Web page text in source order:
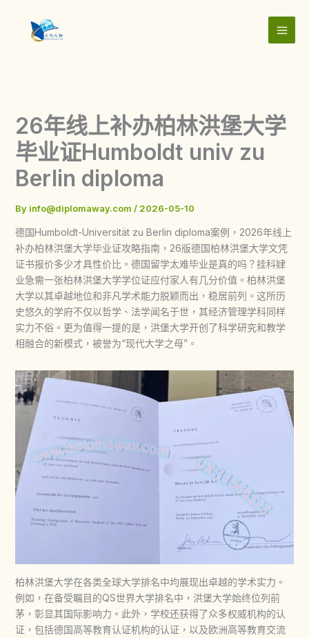
content
26年线上补办柏林洪堡大学
毕业证Humboldt univ zu
Berlin diploma
By info@diplomaway.com / 2026-05-10
德国Humboldt-Universität zu Berlin diploma案例，2026年线上
补办柏林洪堡大学毕业证攻略指南，26版德国柏林洪堡大学文凭
证书报价多少才具性价比。德国留学太难毕业是真的吗？挂科肄
业急需一张柏林洪堡大学学位证应付家人有几分价值。柏林洪堡
大学以其卓越地位和非凡学术能力脱颖而出，稳居前列。这所历
史悠久的学府不仅以哲学、法学闻名于世，其经济管理学科同样
实力不俗。更为值得一提的是，洪堡大学开创了科学研究和教学
相融合的新模式，被誉为“现代大学之母”。
柏林洪堡大学在各类全球大学排名中均展现出卓越的学术实力。
例如，在备受瞩目的QS世界大学排名中，洪堡大学始终位列前
茅，彰显其国际影响力。此外，学校还获得了众多权威机构的认
证，包括德国高等教育认证机构的认证，以及欧洲高等教育交流